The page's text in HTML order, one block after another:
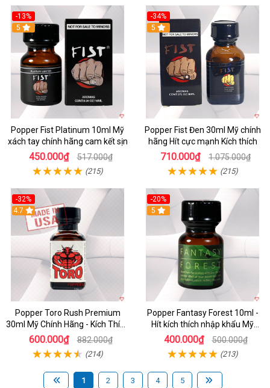
-13%
5
Popper Fist Platinum 10ml Mỹ
xách tay chính hãng cam kết sịn
450.000₫ 517.000₫
(215)
-34%
5
Popper Fist Đen 30ml Mỹ chính
hãng Hít cực mạnh Kích thích
710.000₫ 1.075.000₫
(215)
-32%
4.7
Popper Toro Rush Premium
30ml Mỹ Chính Hãng - Kích Thích
Mạnh
600.000₫ 882.000₫
(214)
-20%
5
Popper Fantasy Forest 10ml -
Hít kích thích nhập khẩu Mỹ
Chính Hãng
400.000₫ 500.000₫
(213)
1 2 3 4 5